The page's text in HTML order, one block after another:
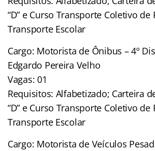
“D” e Curso Transporte Coletivo de
Transporte Escolar
Cargo: Motorista de Ônibus – 4º
Edgardo Pereira Velho
Vagas: 01
Requisitos: Alfabetizado; Carteira
“D” e Curso Transporte Coletivo de
Transporte Escolar
Cargo: Motorista de Veículos